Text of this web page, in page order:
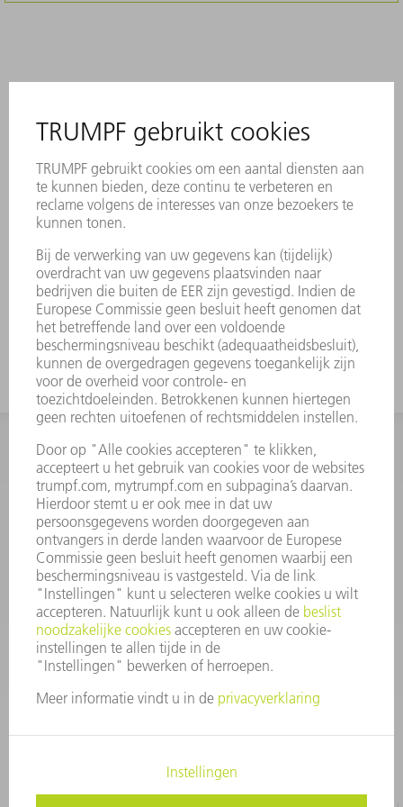
INFORMATIE
Veel gestelde vragen
Algemene voorwaarden
CONTACT
+31 88 4002 400
Ma. - vr. 8.00 - 17.00 uur
onderdelen.tnl@de.trumpf.com